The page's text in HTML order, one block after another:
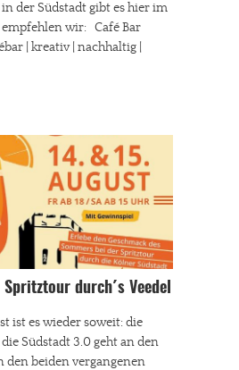
der Südstadt gibt es hier im
wir: Café Bar
| kreativ | nachhaltig |
durch´s Veedel
ist es wieder soweit: die
Südstadt 3.0 geht an den
den beiden vergangenen